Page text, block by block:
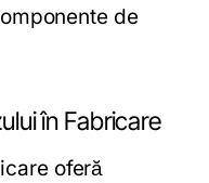
de
în Fabricare
oferă